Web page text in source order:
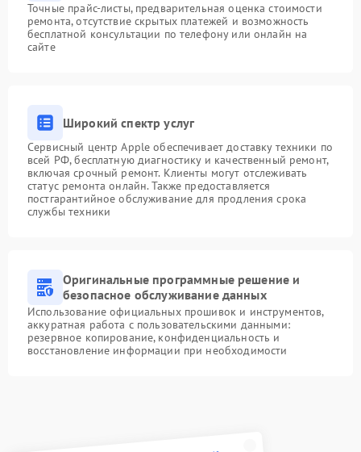
Точные прайс-листы, предварительная оценка стоимости
ремонта, отсутствие скрытых платежей и возможность
бесплатной консультации по телефону или онлайн на
сайте
Широкий спектр услуг
Сервисный центр Apple обеспечивает доставку техники по
всей РФ, бесплатную диагностику и качественный ремонт,
включая срочный ремонт. Клиенты могут отслеживать
статус ремонта онлайн. Также предоставляется
постгарантийное обслуживание для продления срока
службы техники
Оригинальные программные решение и
безопасное обслуживание данных
Использование официальных прошивок и инструментов,
аккуратная работа с пользовательскими данными:
резервное копирование, конфиденциальность и
восстановление информации при необходимости